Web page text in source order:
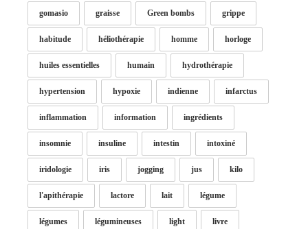
gomasio graisse Green bombs grippe
habitude héliothérapie homme horloge
huiles essentielles humain hydrothérapie
hypertension hypoxie indienne infarctus
inflammation information ingrédients
insomnie insuline intestin intoxiné
iridologie iris jogging jus kilo
l'apithérapie lactore lait légume
légumes légumineuses light livre